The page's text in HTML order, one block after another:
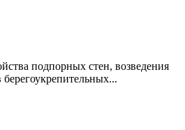
подпорных стен, возведения